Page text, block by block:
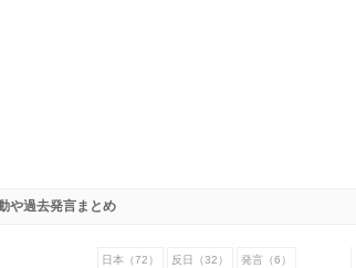
や過去発言まとめ
日本（72） 反日（32） 発言（6）